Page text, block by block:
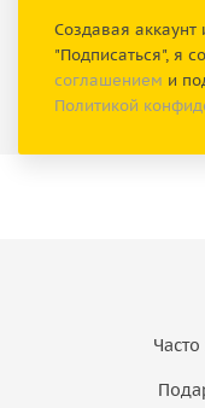
Создавая
"Подписаться", я
соглашением и
Политикой